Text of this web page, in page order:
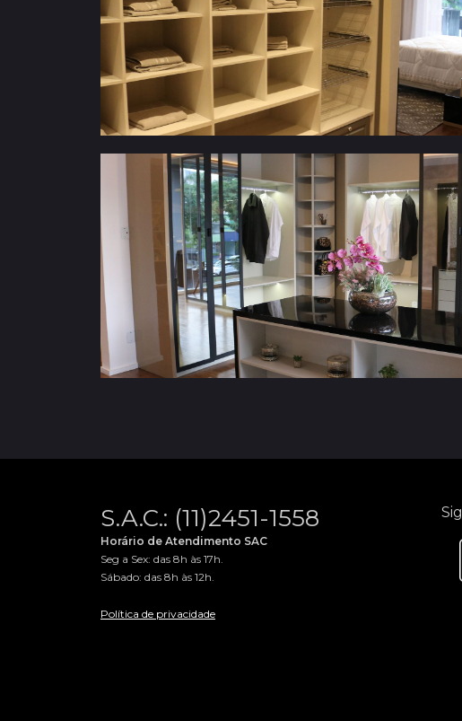
S.A.C.: (11)2451-1558
Horário de Atendimento SAC
Seg a Sex: das 8h às 17h.
Sábado: das 8h às 12h.
Política de privacidade